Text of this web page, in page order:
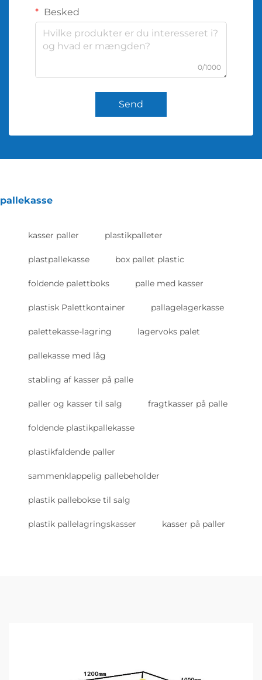
Besked
0/1000
Send
pallekasse
kasser paller plastikpalleter
plastpallekasse box pallet plastic
foldende palettboks palle med kasser
plastisk Palettkontainer pallagelagerkasse
palettekasse-lagring lagervoks palet
pallekasse med låg
stabling af kasser på palle
paller og kasser til salg fragtkasser på palle
foldende plastikpallekasse
plastikfaldende paller
sammenklappelig pallebeholder
plastik pallebokse til salg
plastik pallelagringskasser kasser på paller